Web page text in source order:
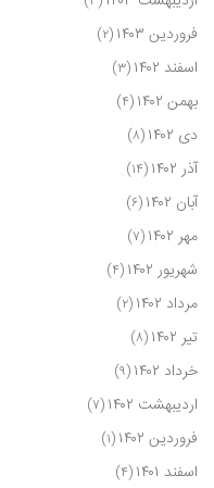
فروردین ۱۴۰۳ (۲)
اسفند ۱۴۰۲ (۳)
بهمن ۱۴۰۲ (۴)
دی ۱۴۰۲ (۸)
آذر ۱۴۰۲ (۱۴)
آبان ۱۴۰۲ (۶)
مهر ۱۴۰۲ (۷)
شهریور ۱۴۰۲ (۴)
مرداد ۱۴۰۲ (۲)
تیر ۱۴۰۲ (۸)
خرداد ۱۴۰۲ (۹)
اردیبهشت ۱۴۰۲ (۷)
فروردین ۱۴۰۲ (۱)
اسفند ۱۴۰۱ (۴)